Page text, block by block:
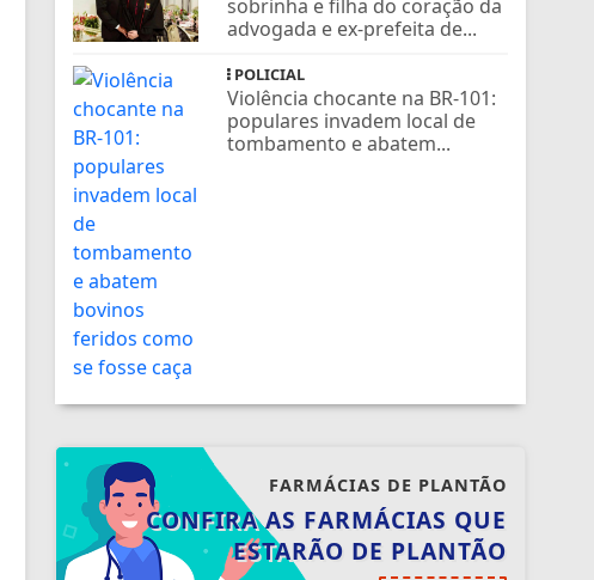
sobrinha e filha do coração da
advogada e ex-prefeita de...
POLICIAL
Violência chocante na BR-101:
populares invadem local de
tombamento e abatem...
FARMÁCIAS DE PLANTÃO
CONFIRA AS FARMÁCIAS QUE
ESTARÃO DE PLANTÃO